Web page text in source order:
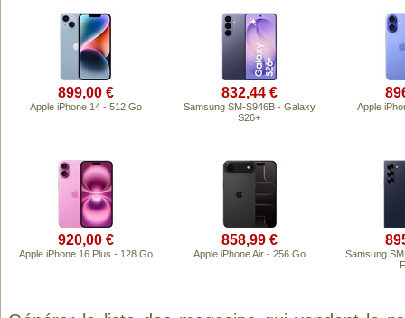
899,00 €
Apple iPhone 14 - 512 Go
832,44 €
Samsung SM-S946B - Galaxy
S26+
Apple
920,00 €
Apple iPhone 16 Plus - 128 Go
858,99 €
Apple iPhone Air - 256 Go
Samsung